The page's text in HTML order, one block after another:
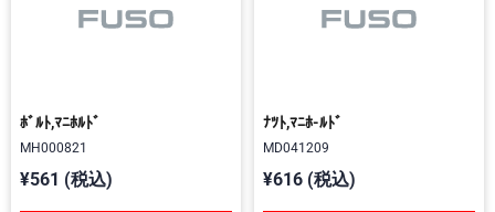
ﾎﾞﾙﾄ,ﾏﾆﾎﾙﾄﾞ
MH000821
¥561 (税込)
ﾅﾂﾄ,ﾏﾆﾎ-ﾙﾄﾞ
MD041209
¥616 (税込)